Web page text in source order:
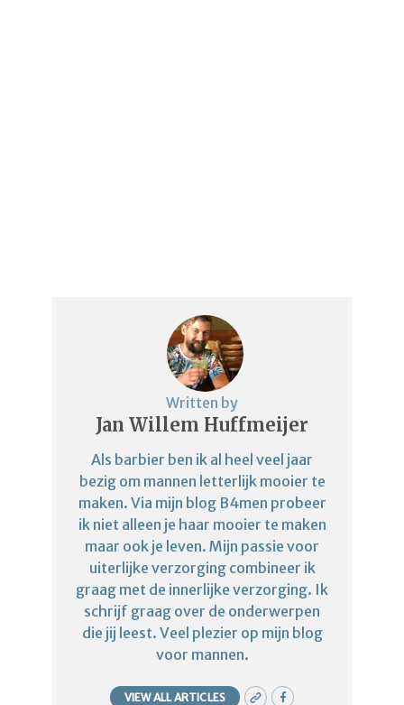
Written by
Jan Willem Huffmeijer
Als barbier ben ik al heel veel jaar
bezig om mannen letterlijk mooier te
maken. Via mijn blog B4men probeer
ik niet alleen je haar mooier te maken
maar ook je leven. Mijn passie voor
uiterlijke verzorging combineer ik
graag met de innerlijke verzorging. Ik
schrijf graag over de onderwerpen
die jij leest. Veel plezier op mijn blog
voor mannen.
VIEW ALL ARTICLES